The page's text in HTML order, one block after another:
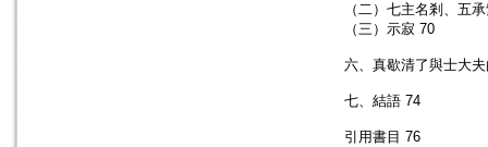
（二）七主名剎、五
（三）示寂 70
六、真歇清了與士大
七、結語 74
引用書目 76